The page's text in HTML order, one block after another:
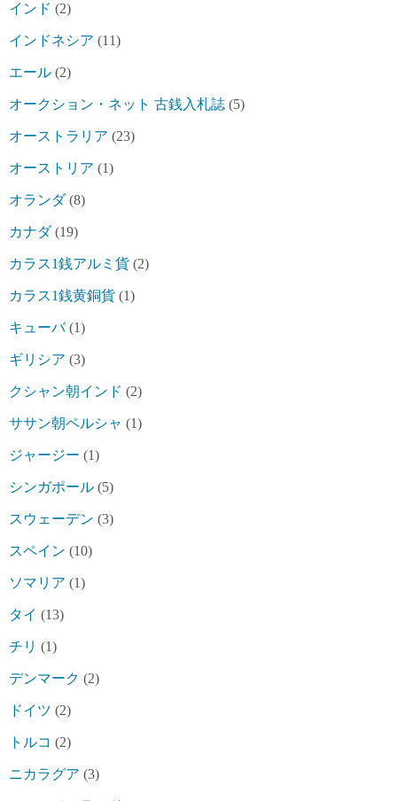
インド (2)
インドネシア (11)
エール (2)
オークション・ネット 古銭入札誌 (5)
オーストラリア (23)
オーストリア (1)
オランダ(8)
カナダ(19)
カラス1銭アルミ貨 (2)
カラス1銭黄銅貨 (1)
キューバ(1)
ギリシア (3)
クシャン朝インド (2)
ササン朝ペルシャ (1)
ジャージー (1)
シンガポール (5)
スウェーデン (3)
スペイン (10)
ソマリア (1)
タイ (13)
チリ (1)
デンマーク (2)
ドイツ (2)
トルコ (2)
ニカラグア (3)